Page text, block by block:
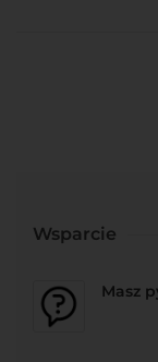
Wsparcie
Masz